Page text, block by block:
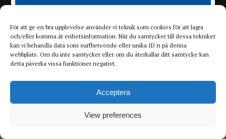
För att ge en bra upplevelse använder vi teknik som cookies för att lagra
och/eller komma åt enhetsinformation. När du samtycker till dessa tekniker
kan vi behandla data som surfbeteende eller unika ID:n på denna
webbplats. Om du inte samtycker eller om du återkallar ditt samtycke kan
detta påverka vissa funktioner negativt.
Acceptera
View preferences